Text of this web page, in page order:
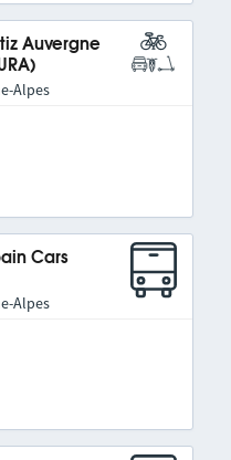
Auvergne
Alpes
Cars
Alpes